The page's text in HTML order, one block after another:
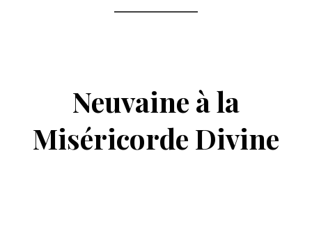
Neuvaine à la
Miséricorde Divine